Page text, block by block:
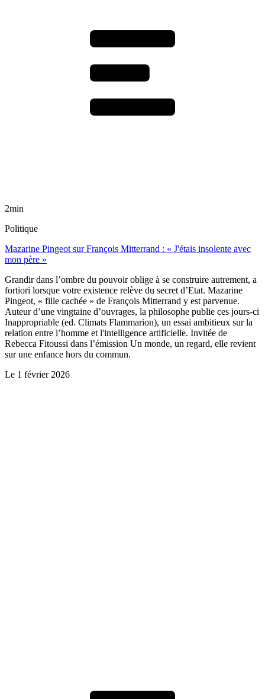
2min
Politique
Mazarine Pingeot sur François Mitterrand : « J'étais insolente avec
mon père »
Grandir dans l’ombre du pouvoir oblige à se construire autrement, a
fortiori lorsque votre existence relève du secret d’Etat. Mazarine
Pingeot, « fille cachée » de François Mitterrand y est parvenue.
Auteur d’une vingtaine d’ouvrages, la philosophe publie ces jours-ci
Inappropriable (ed. Climats Flammarion), un essai ambitieux sur la
relation entre l’homme et l'intelligence artificielle. Invitée de
Rebecca Fitoussi dans l’émission Un monde, un regard, elle revient
sur une enfance hors du commun.
Le 1 février 2026